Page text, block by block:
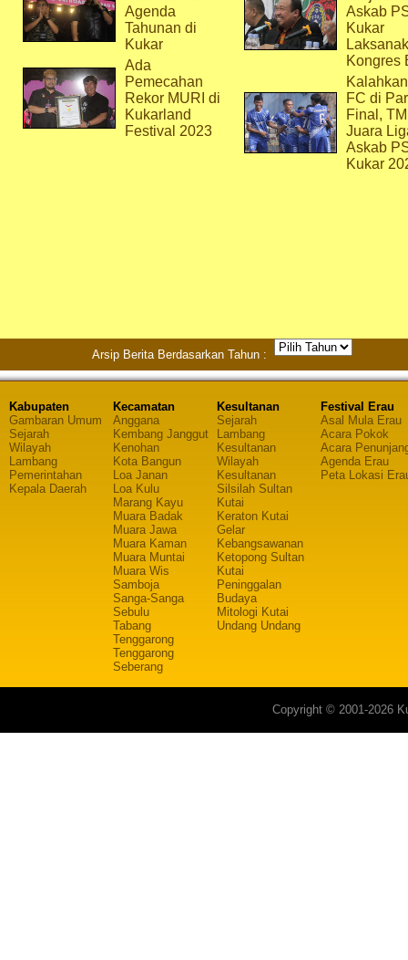
Agenda
Tahunan di
Kukar
Ada
Pemecahan
Rekor MURI di
Kukarland
Festival 2023
Askab
Kukar
Kongres
FC di
Final,
Juara
Askab
Kukar
Arsip Berita Berdasarkan Tahun :
Kabupaten
Gambaran Umum
Sejarah
Wilayah
Lambang
Pemerintahan
Kepala Daerah
Kecamatan
Anggana
Kembang Janggut
Kenohan
Kota Bangun
Loa Janan
Loa Kulu
Marang Kayu
Muara Badak
Muara Jawa
Muara Kaman
Muara Muntai
Muara Wis
Samboja
Sanga-Sanga
Sebulu
Tabang
Tenggarong
Tenggarong
Seberang
Kesultanan
Sejarah
Lambang
Kesultanan
Wilayah
Kesultanan
Silsilah Sultan
Kutai
Keraton Kutai
Gelar
Kebangsawanan
Ketopong Sultan
Kutai
Peninggalan
Budaya
Mitologi Kutai
Undang Undang
Festival Erau
Asal Mula Erau
Acara Pokok
Acara
Agenda Erau
Peta Lokasi
Copyright © 2001-2026